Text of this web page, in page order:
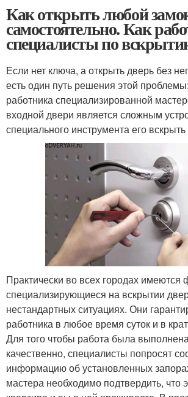
Как открыть любой
самостоятельно. Как
специалисты по
Если нет ключа, а открыть дверь без
есть один путь решения этой
работника специализированной
входной двери является сложным
специального инструмента его вскрыть
Практически во всех городах
специализирующиеся на вскрытии
нестандартных ситуациях. Они
работника в любое время суток и в
Для того чтобы работа была
качественно, специалисты попросят
информацию об установленных
мастера необходимо подтвердить, что